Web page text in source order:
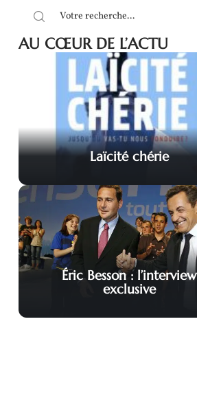
AU CŒUR DE L’ACTU
Laïcité chérie
Éric Besson : l’interview
exclusive